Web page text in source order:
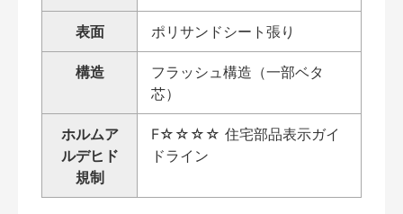
表面 ポリサンドシート張り
構造
フラッシュ構造（一部ベタ
芯）
ホルムア
ルデヒド
規制
F☆☆☆☆ 住宅部品表示ガイ
ドライン